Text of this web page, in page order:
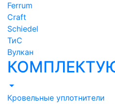
Ferrum
Craft
Schiedel
ТиС
Вулкан
Кровельные уплотнители